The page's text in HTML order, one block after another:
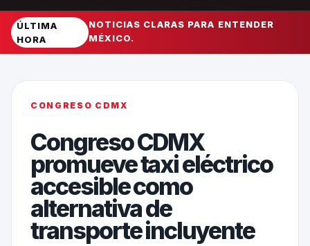
ÚLTIMA
HORA
NOTICIAS CLARAS PARA ENTENDER
MÉXICO.
CONGRESO CDMX
Congreso CDMX
promueve taxi eléctrico
accesible como
alternativa de
transporte incluyente